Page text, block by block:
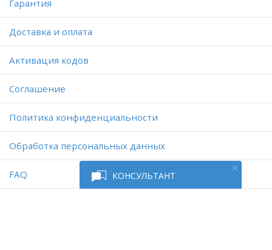
КОНСУЛЬТАНТ
Гарантия
Доставка и оплата
Активация кодов
Соглашение
Политика конфиденциальности
Обработка персональных данных
FAQ